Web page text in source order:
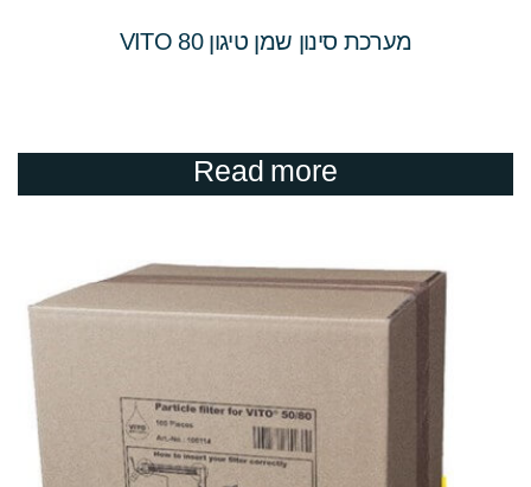
מערכת סינון שמן טיגון VITO 80
Read more